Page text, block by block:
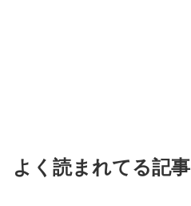
よく読まれてる記事